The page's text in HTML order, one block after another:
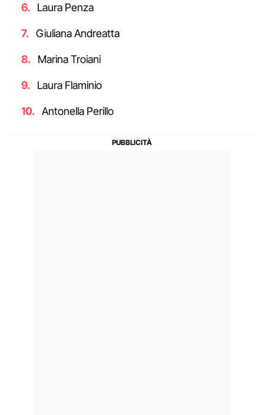
Laura Penza
Giuliana Andreatta
Marina Troiani
Laura Flaminio
Antonella Perillo